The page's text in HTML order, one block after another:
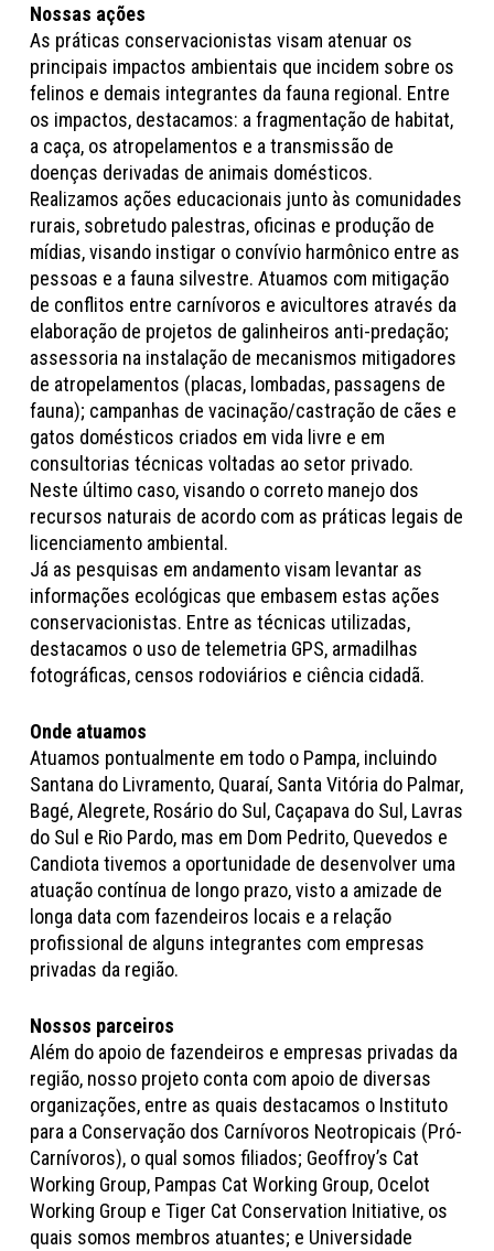
Nossas ações
As práticas conservacionistas visam atenuar os
principais impactos ambientais que incidem sobre os
felinos e demais integrantes da fauna regional. Entre
os impactos, destacamos: a fragmentação de habitat,
a caça, os atropelamentos e a transmissão de
doenças derivadas de animais domésticos.
Realizamos ações educacionais junto às comunidades
rurais, sobretudo palestras, oficinas e produção de
mídias, visando instigar o convívio harmônico entre as
pessoas e a fauna silvestre. Atuamos com mitigação
de conflitos entre carnívoros e avicultores através da
elaboração de projetos de galinheiros anti-predação;
assessoria na instalação de mecanismos mitigadores
de atropelamentos (placas, lombadas, passagens de
fauna); campanhas de vacinação/castração de cães e
gatos domésticos criados em vida livre e em
consultorias técnicas voltadas ao setor privado.
Neste último caso, visando o correto manejo dos
recursos naturais de acordo com as práticas legais de
licenciamento ambiental.
Já as pesquisas em andamento visam levantar as
informações ecológicas que embasem estas ações
conservacionistas. Entre as técnicas utilizadas,
destacamos o uso de telemetria GPS, armadilhas
fotográficas, censos rodoviários e ciência cidadã.
Onde atuamos
Atuamos pontualmente em todo o Pampa, incluindo
Santana do Livramento, Quaraí, Santa Vitória do Palmar,
Bagé, Alegrete, Rosário do Sul, Caçapava do Sul, Lavras
do Sul e Rio Pardo, mas em Dom Pedrito, Quevedos e
Candiota tivemos a oportunidade de desenvolver uma
atuação contínua de longo prazo, visto a amizade de
longa data com fazendeiros locais e a relação
profissional de alguns integrantes com empresas
privadas da região.
Nossos parceiros
Além do apoio de fazendeiros e empresas privadas da
região, nosso projeto conta com apoio de diversas
organizações, entre as quais destacamos o Instituto
para a Conservação dos Carnívoros Neotropicais (Pró-
Carnívoros), o qual somos filiados; Geoffroy’s Cat
Working Group, Pampas Cat Working Group, Ocelot
Working Group e Tiger Cat Conservation Initiative, os
quais somos membros atuantes; e Universidade